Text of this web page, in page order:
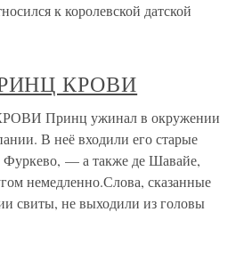
к королевской датской
КРОВИ
Принц ужинал в окружении
В неё входили его старые
— а также де Шавайе,
немедленно.Слова, сказанные
свиты, не выходили из головы